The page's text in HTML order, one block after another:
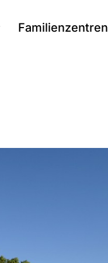
Familienzentren